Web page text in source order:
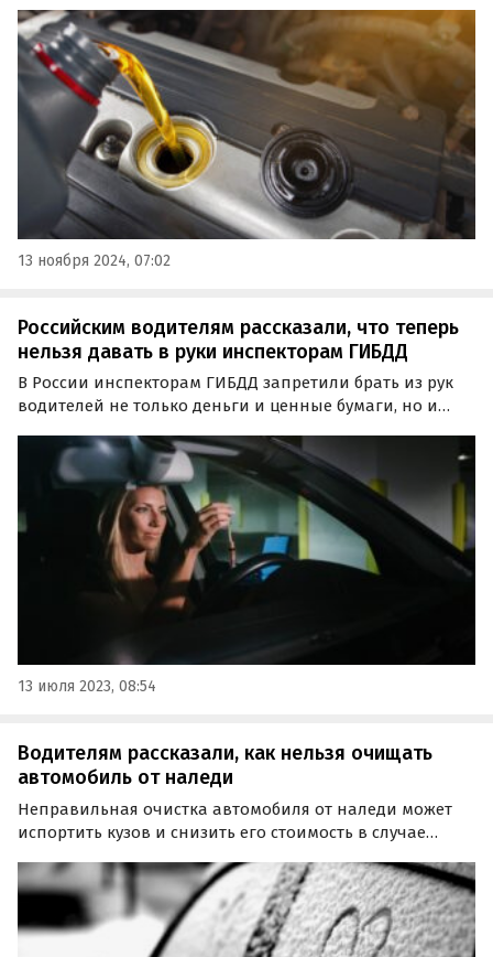
дополнительном, так называемом «нулевом»
техническом обслуживании (ТО).
13 ноября 2024, 07:02
Российским водителям рассказали, что теперь
нельзя давать в руки инспекторам ГИБДД
В России инспекторам ГИБДД запретили брать из рук
водителей не только деньги и ценные бумаги, но и
порядке осуществления надзора за соблюдением
требований законодательства о безопасности
дорожного…
13 июля 2023, 08:54
Водителям рассказали, как нельзя очищать
автомобиль от наледи
Неправильная очистка автомобиля от наледи может
испортить кузов и снизить его стоимость в случае
автоэксперт Антон Шапарин.